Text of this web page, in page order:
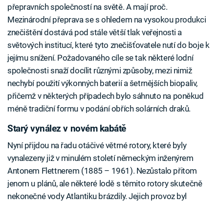
přepravních společností na světě. A mají proč.
Mezinárodní přeprava se s ohledem na vysokou produkci
znečištění dostává pod stále větší tlak veřejnosti a
světových institucí, které tyto znečišťovatele nutí do boje k
jejímu snížení. Požadovaného cíle se tak některé lodní
společnosti snaží docílit různými způsoby, mezi nimiž
nechybí použití výkonných baterií a šetrnějších biopaliv,
přičemž v některých případech bylo sáhnuto na poněkud
méně tradiční formu v podání obřích solárních draků.
Starý vynález v novém kabátě
Nyní přijdou na řadu otáčivé větrné rotory, které byly
vynalezeny již v minulém století německým inženýrem
Antonem Flettnerem (1885 – 1961). Nezůstalo přitom
jenom u plánů, ale některé lodě s těmito rotory skutečně
nekonečné vody Atlantiku brázdily. Jejich provoz byl